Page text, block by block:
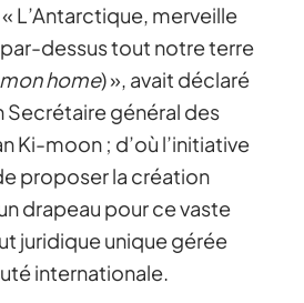
L’Antarctique, merveille
dessus tout notre terre
home) », avait déclaré
Secrétaire général des
Ki-moon ; d’où l’initiative
proposer la création
drapeau pour ce vaste
juridique unique gérée
internationale.